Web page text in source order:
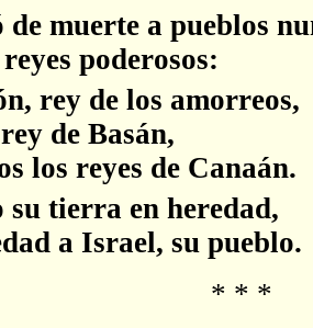
muerte a pueblos
poderosos:
rey de los amorreos,
de Basán,
los reyes de Canaán.
su tierra en heredad,
a Israel, su pueblo.
* * *